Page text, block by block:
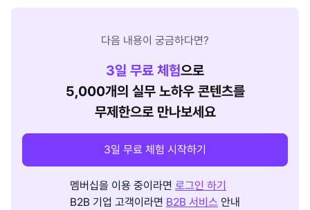
다음 내용이 궁금하다면?
3일 무료 체험으로
5,000개의 실무 노하우 콘텐츠를
무제한으로 만나보세요
3일 무료 체험 시작하기
멤버십을 이용 중이라면 로그인 하기
B2B 기업 고객이라면 B2B 서비스 안내